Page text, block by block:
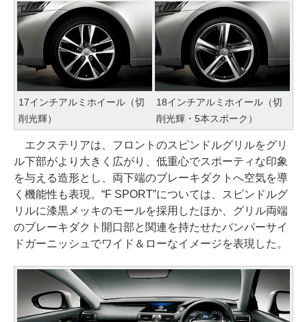
17インチアルミホイール（切
削光輝）
18インチアルミホイール（切
削光輝・5本スポーク）
エクステリアは、フロントのスピンドルグリルをグリ
ル下部がより大きく広がり、低重心でスポーティな印象
を与える造形とし、両下端のブレーキダクトへ空気を導
く機能性も表現。“F SPORT”については、スピンドルグ
リルに漆黒メッキのモールを採用したほか、グリル両端
のブレーキダクト開口部と関連を持たせたバンパーサイ
ドガーニッシュでワイド＆ローなイメージを表現した。